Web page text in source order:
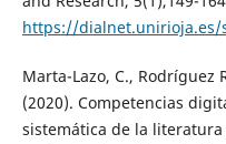
https://dialnet.unirioja.es/
Marta-Lazo, C., Rodríguez
(2020). Competencias
sistemática de la